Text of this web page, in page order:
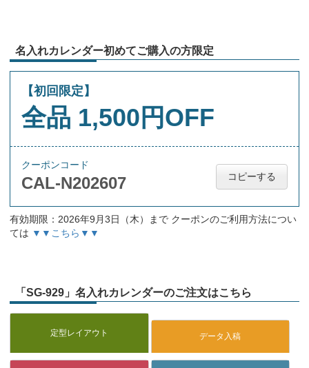
名入れカレンダー初めてご購入の方限定
【初回限定】
全品 1,500円OFF
クーポンコード
CAL-N202607 コピーする
有効期限：2026年9月3日（木）まで クーポンのご利用方法につい
ては ▼▼こちら▼▼
「SG-929」名入れカレンダーのご注文はこちら